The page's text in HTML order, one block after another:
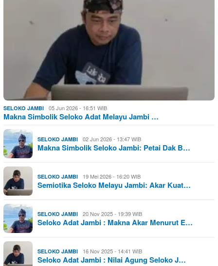
SELOKO JAMBI 05 Jun 2026 - 16:51 WIB
Makna Simbolik Seloko Adat Melayu Jambi …
SELOKO JAMBI 02 Jun 2026 - 13:47 WIB
Makna Simbolik Seloko Jambi: Petai Dak B…
SELOKO JAMBI 19 Mei 2026 - 16:20 WIB
Semiotika Seloko Melayu Jambi: Akar Kuat…
SELOKO JAMBI 20 Nov 2025 - 19:39 WIB
Seloko Adat Jambi : Makna Akar Menurut E…
SELOKO JAMBI 16 Nov 2025 - 14:41 WIB
Seloko Adat Jambi : Nilai Agung Seloko J…